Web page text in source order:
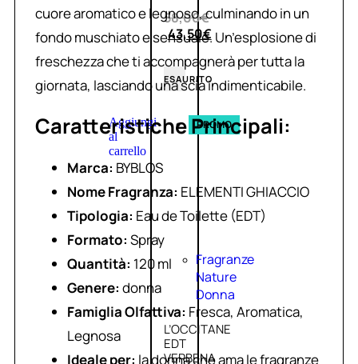
58,00€
43,50€
ESAURITO
Aggiungi
al
carrello
PROMO
Fragranze
Nature
Donna
L’OCCITANE
EDT
VERBENA
cuore aromatico e legnoso, culminando in un
fondo muschiato e sensuale. Un’esplosione di
freschezza che ti accompagnerà per tutta la
giornata, lasciando una scia indimenticabile.
Caratteristiche Principali:
Marca: BYBLOS
Nome Fragranza: ELEMENTI GHIACCIO
Tipologia: Eau de Toilette (EDT)
Formato: Spray
Quantità: 120 ml
Genere: donna
Famiglia Olfattiva: Fresca, Aromatica,
Legnosa
Ideale per: la donna che ama le fragranze